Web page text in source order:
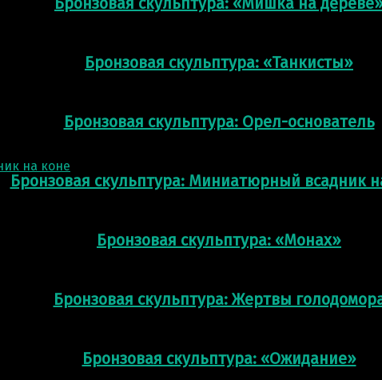
Бронзовая скульптура: «Танкисты»
Бронзовая скульптура: Орел-основатель
Бронзовая скульптура: Миниатюрный всадник
Бронзовая скульптура: «Монах»
Бронзовая скульптура: Жертвы
Бронзовая скульптура: «Ожидание»